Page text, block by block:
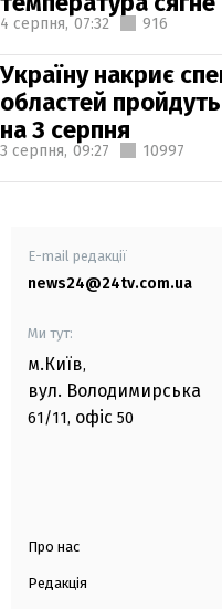
4 серпня, 07:32 916
Україну накриє
областей
на 3 серпня
3 серпня, 09:27 10997
E-mail редакції
news24@24tv.com.ua
Ми тут:
м.Київ,
вул. Володимирська
61/11, офіс 50
Про нас
Редакція